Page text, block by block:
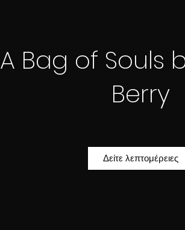
A Bag of Souls
Berry
Δείτε λεπτομέρειες